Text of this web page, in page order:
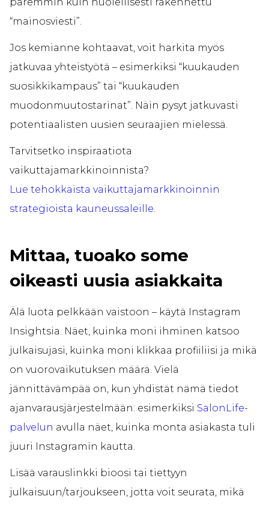
paremmin kuin huolellisesti rakennettu
“mainosviesti”.
Jos kemianne kohtaavat, voit harkita myös
jatkuvaa yhteistyötä – esimerkiksi “kuukauden
suosikkikampaus” tai “kuukauden
muodonmuutostarinat”. Näin pysyt jatkuvasti
potentiaalisten uusien seuraajien mielessä.
Tarvitsetko inspiraatiota
vaikuttajamarkkinoinnista?
Lue tehokkaista vaikuttajamarkkinoinnin
strategioista kauneussaleille.
Mittaa, tuoako some
oikeasti uusia asiakkaita
Älä luota pelkkään vaistoon – käytä Instagram
Insightsia. Näet, kuinka moni ihminen katsoo
julkaisujasi, kuinka moni klikkaa profiiliisi ja mikä
on vuorovaikutuksen määrä. Vielä
jännittävämpää on, kun yhdistät nämä tiedot
ajanvarausjärjestelmään: esimerkiksi SalonLife-
palvelun avulla näet, kuinka monta asiakasta tuli
juuri Instagramin kautta.
Lisää varauslinkki bioosi tai tiettyyn
julkaisuun/tarjoukseen, jotta voit seurata, mikä